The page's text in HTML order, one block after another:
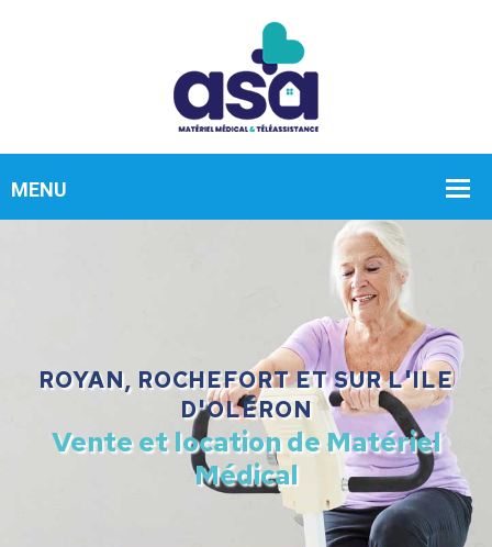
ROYAN, ROCHEFORT ET SUR L'ILE
D'OLÉRON
Vente et location de Matériel
Médical